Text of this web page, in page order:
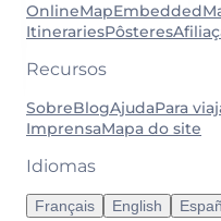
OnlineMap
ItinerariesPôsteres
Recursos
SobreBlogAjudaPara
ImprensaMapa do site
Idiomas
Français English